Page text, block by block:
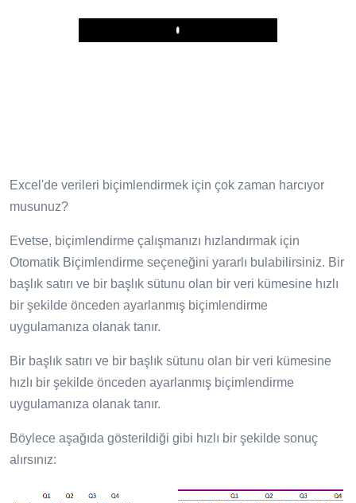
Play
Excel'de verileri biçimlendirmek için çok zaman harcıyor
musunuz?
Evetse, biçimlendirme çalışmanızı hızlandırmak için
Otomatik Biçimlendirme seçeneğini yararlı bulabilirsiniz. Bir
başlık satırı ve bir başlık sütunu olan bir veri kümesine hızlı
bir şekilde önceden ayarlanmış biçimlendirme
uygulamanıza olanak tanır.
Bir başlık satırı ve bir başlık sütunu olan bir veri kümesine
hızlı bir şekilde önceden ayarlanmış biçimlendirme
uygulamanıza olanak tanır.
Böylece aşağıda gösterildiği gibi hızlı bir şekilde sonuç
alırsınız: